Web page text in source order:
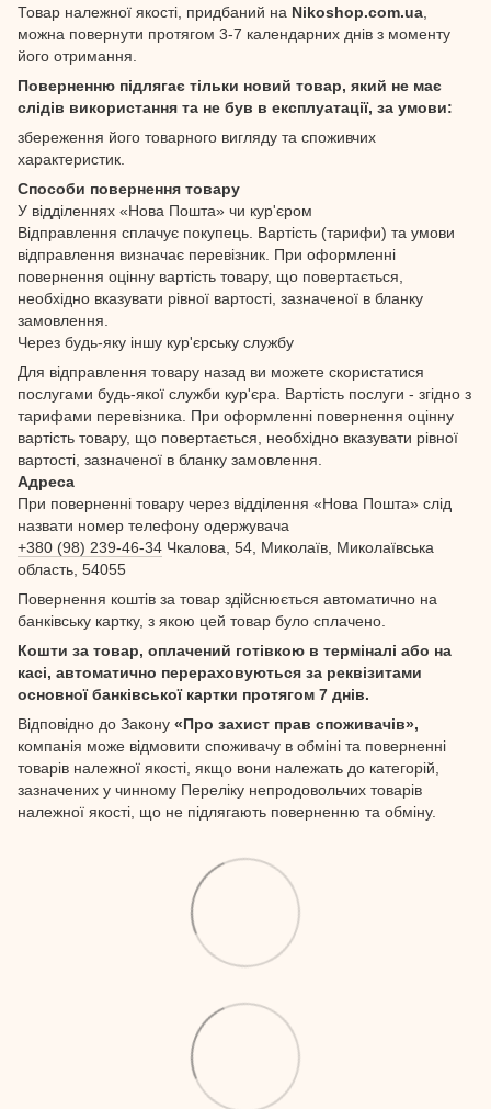
Товар належної якості, придбаний на Nikoshop.com.ua
можна повернути протягом 3-7 календарних днів з моменту
його отримання.
Поверненню підлягає тільки новий товар, який не має
слідів використання та не був в експлуатації, за умови:
збереження його товарного вигляду та споживчих
характеристик.
Способи повернення товару
У відділеннях «Нова Пошта» чи кур'єром
Відправлення сплачує покупець. Вартість (тарифи) та умови
відправлення визначає перевізник. При оформленні
повернення оцінну вартість товару, що повертається,
необхідно вказувати рівної вартості, зазначеної в бланку
замовлення.
Через будь-яку іншу кур'єрську службу
Для відправлення товару назад ви можете скористатися
послугами будь-якої служби кур'єра. Вартість послуги - згідно з
тарифами перевізника. При оформленні повернення оцінну
вартість товару, що повертається, необхідно вказувати рівної
вартості, зазначеної в бланку замовлення.
Адреса
При поверненні товару через відділення «Нова Пошта» слід
назвати номер телефону одержувача
+380 (98) 239-46-34 Чкалова, 54, Миколаїв, Миколаївська
область, 54055
Повернення коштів за товар здійснюється автоматично на
банківську картку, з якою цей товар було сплачено.
Кошти за товар, оплачений готівкою в терміналі або на
касі, автоматично перераховуються за реквізитами
основної банківської картки протягом 7 днів.
Відповідно до Закону «Про захист прав споживачів»,
компанія може відмовити споживачу в обміні та поверненні
товарів належної якості, якщо вони належать до категорій,
зазначених у чинному Переліку непродовольчих товарів
належної якості, що не підлягають поверненню та обміну.